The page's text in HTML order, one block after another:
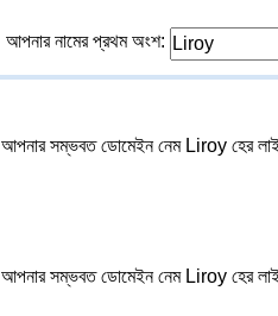
আপনার নামের প্রথম অংশ:
আপনার সম্ভবত ডোমেইন নেম Liroy হের
আপনার সম্ভবত ডোমেইন নেম Liroy হের